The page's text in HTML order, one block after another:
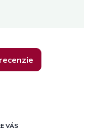
VÁS